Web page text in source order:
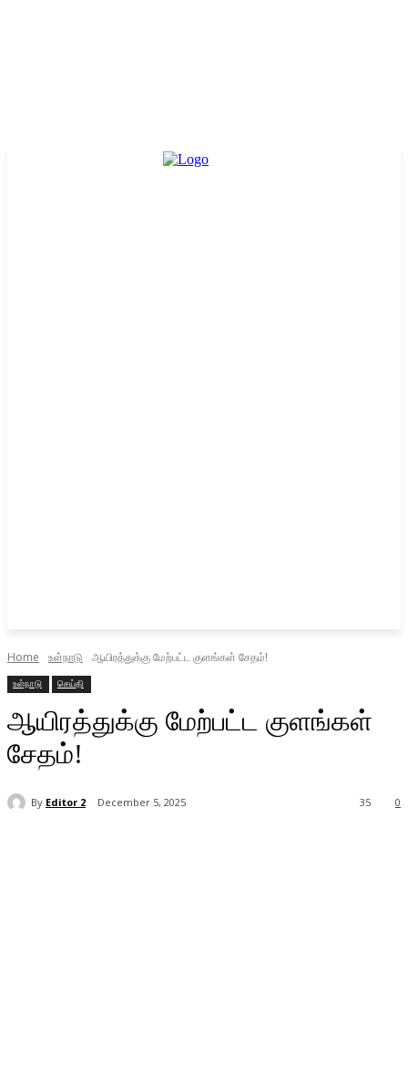
Home உள்நாடு ஆயிரத்துக்கு மேற்பட்ட குளங்கள் சேதம்!
உள்நாடு செய்தி
ஆயிரத்துக்கு மேற்பட்ட குளங்கள்
சேதம்!
By Editor 2 December 5, 2025 0
35